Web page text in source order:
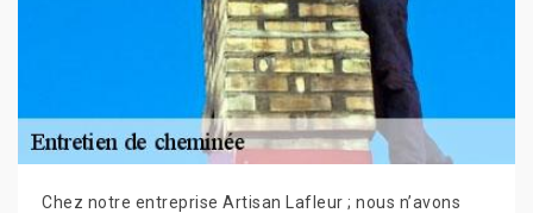
Chez notre entreprise Artisan Lafleur ; nous n’avons